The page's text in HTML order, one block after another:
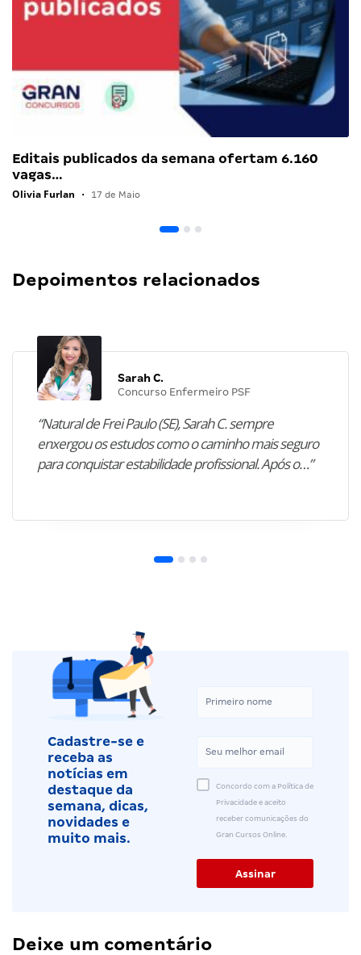
Editais publicados da semana ofertam 6.160
vagas…
Olivia Furlan • 17 de Maio
Depoimentos relacionados
Sarah C.
Concurso Enfermeiro PSF
“Natural de Frei Paulo (SE), Sarah C. sempre
enxergou os estudos como o caminho mais seguro
para conquistar estabilidade profissional. Após o…”
Cadastre-se e
receba as
notícias em
destaque da
semana, dicas,
novidades e
muito mais.
Concordo com a Política de
Privacidade e aceito
receber comunicações do
Gran Cursos Online.
Deixe um comentário